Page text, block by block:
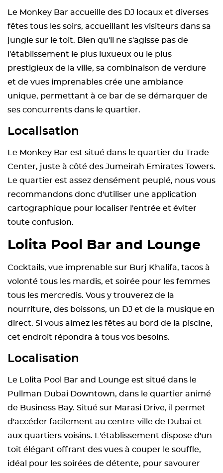
Le Monkey Bar accueille des DJ locaux et diverses
fêtes tous les soirs, accueillant les visiteurs dans sa
jungle sur le toit. Bien qu'il ne s'agisse pas de
l'établissement le plus luxueux ou le plus
prestigieux de la ville, sa combinaison de verdure
et de vues imprenables crée une ambiance
unique, permettant à ce bar de se démarquer de
ses concurrents dans le quartier.
Localisation
Le Monkey Bar est situé dans le quartier du Trade
Center, juste à côté des Jumeirah Emirates Towers.
Le quartier est assez densément peuplé, nous vous
recommandons donc d'utiliser une application
cartographique pour localiser l'entrée et éviter
toute confusion.
Lolita Pool Bar and Lounge
Cocktails, vue imprenable sur Burj Khalifa, tacos à
volonté tous les mardis, et soirée pour les femmes
tous les mercredis. Vous y trouverez de la
nourriture, des boissons, un DJ et de la musique en
direct. Si vous aimez les fêtes au bord de la piscine,
cet endroit répondra à tous vos besoins.
Localisation
Le Lolita Pool Bar and Lounge est situé dans le
Pullman Dubai Downtown, dans le quartier animé
de Business Bay. Situé sur Marasi Drive, il permet
d'accéder facilement au centre-ville de Dubai et
aux quartiers voisins. L'établissement dispose d'un
toit élégant offrant des vues à couper le souffle,
idéal pour les soirées de détente, pour savourer